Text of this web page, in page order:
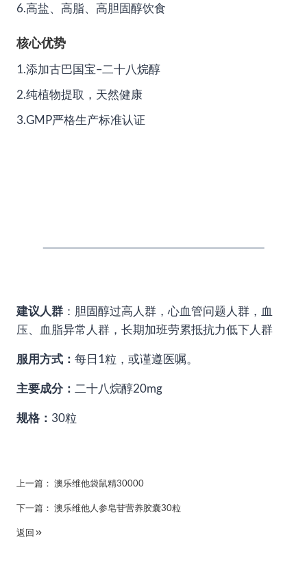
6.高盐、高脂、高胆固醇饮食
核心优势
1.添加古巴国宝–二十八烷醇
2.纯植物提取，天然健康
3.GMP严格生产标准认证
建议人群 ：胆固醇过高人群，心血管问题人群，血
压、血脂异常人群，长期加班劳累抵抗力低下人群
服用方式： 每日1粒，或谨遵医嘱。
主要成分： 二十八烷醇20mg
规格： 30粒
上一篇： 澳乐维他袋鼠精30000
下一篇： 澳乐维他人参皂苷营养胶囊30粒
返回